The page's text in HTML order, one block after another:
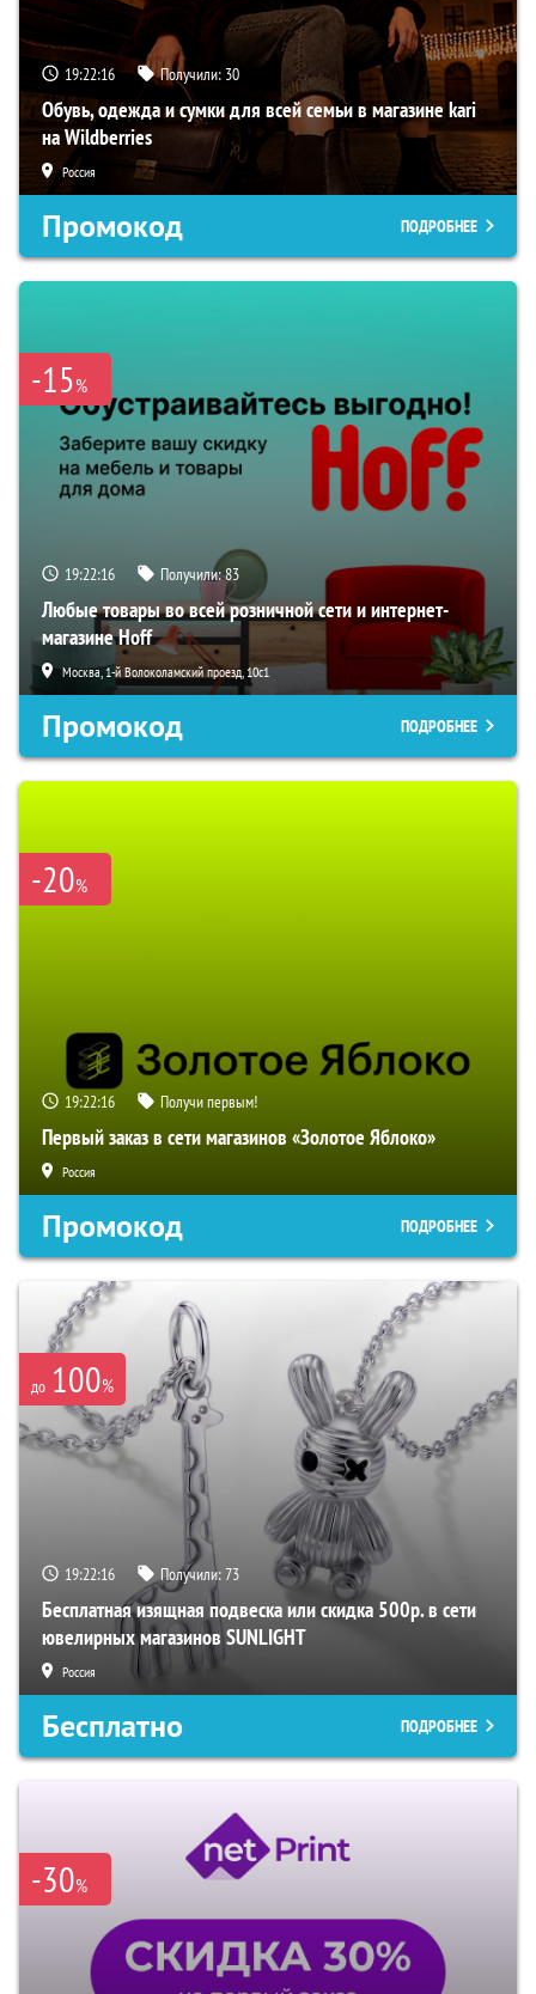
19:22:15 Получили: 30
Обувь, одежда и сумки для всей семьи в магазине kari
на Wildberries
Россия
Промокод ПОДРОБНЕЕ
-15%
19:22:15 Получили:83
Любые товары во всей розничной сети и интернет-
магазине Hoff
Москва, 1-й Волоколамский проезд, 10с1
Промокод ПОДРОБНЕЕ
-20%
19:22:15 Получи первым!
Первый заказ в сети магазинов «Золотое Яблоко»
Россия
Промокод ПОДРОБНЕЕ
до 100%
19:22:15 Получили:73
Бесплатная изящная подвеска или скидка 500р. в сети
ювелирных магазинов SUNLIGHT
Россия
Бесплатно ПОДРОБНЕЕ
-30%